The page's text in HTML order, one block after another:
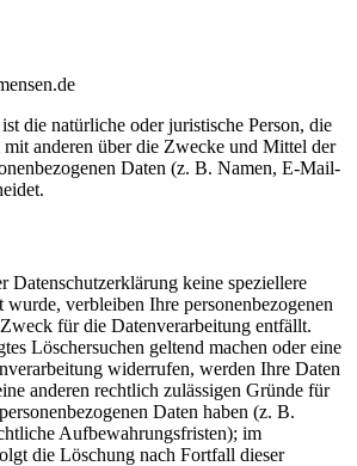
die natürliche oder juristische Person, die
mit anderen über die Zwecke und Mittel der
Daten (z. B. Namen, E-Mail-
Datenschutzerklärung keine speziellere
wurde, verbleiben Ihre personenbezogenen
für die Datenverarbeitung entfällt.
Löschersuchen geltend machen oder eine
widerrufen, werden Ihre Daten
anderen rechtlich zulässigen Gründe für
Daten haben (z. B.
Aufbewahrungsfristen); im
die Löschung nach Fortfall dieser